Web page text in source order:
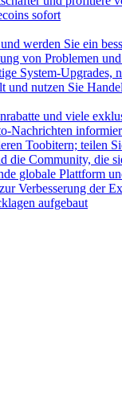
sofort
werden Sie ein
von Problemen
System-Upgrades,
nutzen Sie
und viele
Nachrichten
Toobitern; teilen
die Community, die
globale Plattform
Verbesserung der
aufgebaut